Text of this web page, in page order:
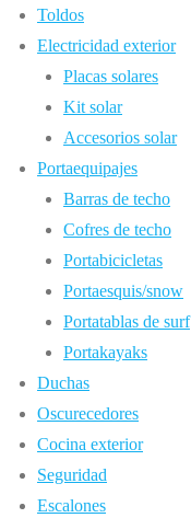
Toldos
Electricidad exterior
Placas solares
Kit solar
Accesorios solar
Portaequipajes
Barras de techo
Cofres de techo
Portabicicletas
Portaesquis/snow
Portatablas de surf
Portakayaks
Duchas
Oscurecedores
Cocina exterior
Seguridad
Escalones